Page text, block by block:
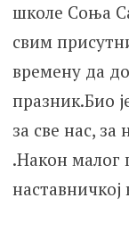
школе Соња
свим
времену да
празник.Био
за све нас,
.Након малог
наставничкој